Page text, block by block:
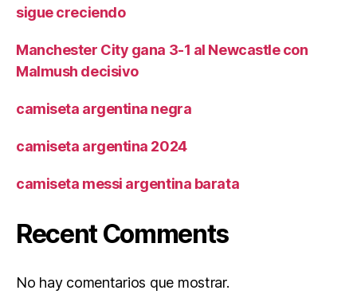
sigue creciendo
Manchester City gana 3-1 al Newcastle con
Malmush decisivo
camiseta argentina negra
camiseta argentina 2024
camiseta messi argentina barata
Recent Comments
No hay comentarios que mostrar.